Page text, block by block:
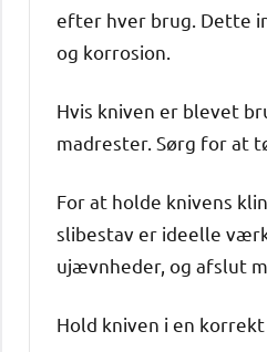
efter hver brug. Dette
og korrosion.
Hvis kniven er blevet
madrester. Sørg for at
For at holde knivens
slibestav er ideelle
ujævnheder, og afslut
Hold kniven i en